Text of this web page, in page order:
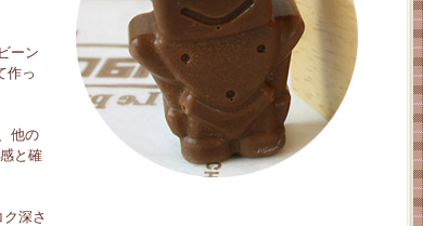
ーン
作っ
他の
と確
深さ